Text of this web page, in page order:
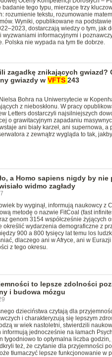
tego typu, mierzące trzy
rozumienie tekstu, rozumowanie
Wyniki, opublikowane na
dostarczają wiedzy o tym, jak
wyzwaniami informacyjnymi i
Polska nie wypada na tym tle dobrze.
zagadkę znikających gwiazd?
gwiazdy w VFTS 243
Bohra na Uniwersytecie w
z nieboskłonu. W pracy
Letters dostarczyli najsilniejszych
o grawitacyjnym zapadaniu
ani biały karzeł, ani supernowa, a
z zewnątrz wygląda to tak,
a Homo sapiens nigdy by nie
widmo zagłady
by wyginął, informują naukowcy z
metodę o nazwie FitCoal (fast
genom 3154 współcześnie żyjących
określić wydarzenia demograficzne z
900 a 800 tysięcy lat temu los
dlaczego ani w Afryce, ani w Eurazji
z tego okresu.
to lepsze zdolności
i budowa mózgu
dzieciństwa czytają dla
i charakteryzują się lepszym
w wiek nastoletni, stwierdzili
jednocześnie na łamach
tygodniowo to optymalna liczba
też, że czytanie dla przyjemności
tłumaczyć lepsze funkcjonowanie w